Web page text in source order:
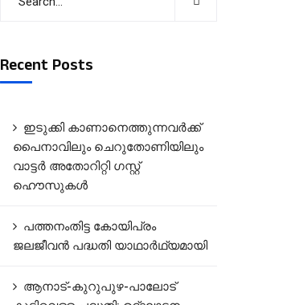
Recent Posts
ഇടുക്കി കാണാനെത്തുന്നവർക്ക്
പൈനാവിലും ചെറുതോണിയിലും
വാട്ടർ അതോറിറ്റി ഗസ്റ്റ്
ഹൌസുകൾ
പത്തനംതിട്ട കോയിപ്രം
ജലജീവൻ പദ്ധതി യാഥാർഥ്യമായി
ആനാട്‌-കുറുപുഴ-പാലോട്‌